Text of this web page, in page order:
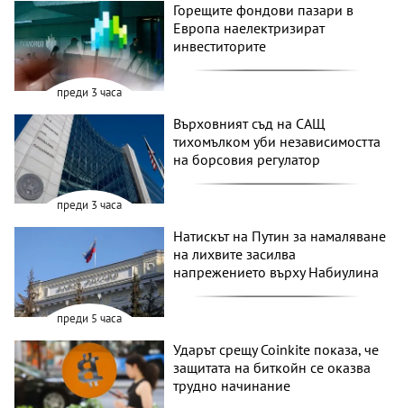
преди 3 часа
Горещите фондови пазари в
Европа наелектризират
инвеститорите
преди 3 часа
Върховният съд на САЩ
тихомълком уби независимостта
на борсовия регулатор
преди 5 часа
Натискът на Путин за намаляване
на лихвите засилва
напрежението върху Набиулина
Ударът срещу Coinkite показа, че
защитата на биткойн се оказва
трудно начинание